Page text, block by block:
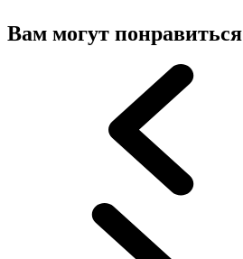
Вам могут понравиться